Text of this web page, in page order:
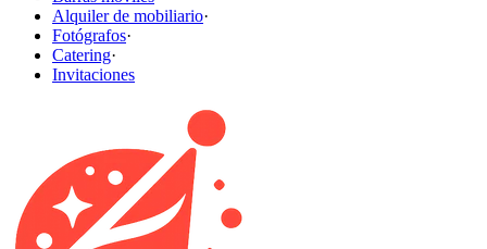
Alquiler de mobiliario·
Fotógrafos·
Catering·
Invitaciones